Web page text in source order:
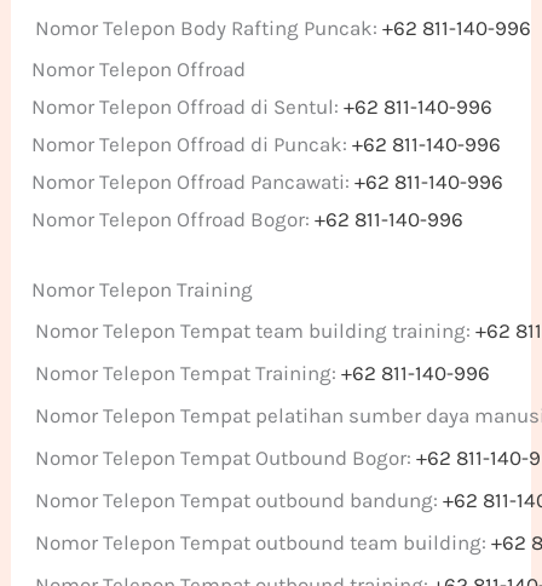
Nomor Telepon Body Rafting Puncak:+62 811-140-996
Nomor Telepon Offroad
Nomor Telepon Offroad di Sentul:+62 811-140-996
Nomor Telepon Offroad di Puncak:+62 811-140-996
Nomor Telepon Offroad Pancawati:+62 811-140-996
Nomor Telepon Offroad Bogor:+62 811-140-996
Nomor Telepon Training
Nomor Telepon Tempat team building training:+62
Nomor Telepon Tempat Training:+62 811-140-996
Nomor Telepon Tempat pelatihan sumber daya
Nomor Telepon Tempat Outbound Bogor:+62 811-140-
Nomor Telepon Tempat outbound bandung:+62 811-
Nomor Telepon Tempat outbound team building:+62